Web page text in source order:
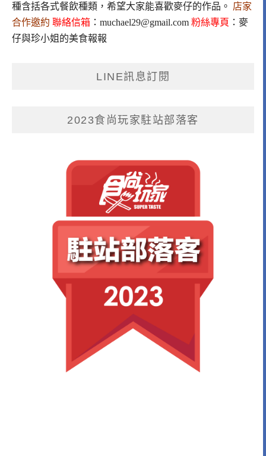
種含括各式餐飲種類，希望大家能喜歡麥仔的作品。 店家
合作邀約 聯絡信箱 ： muchael29@gmail.com 粉絲專頁 ： 麥
仔與珍小姐的美食報報
LINE訊息訂閱
2023食尚玩家駐站部落客